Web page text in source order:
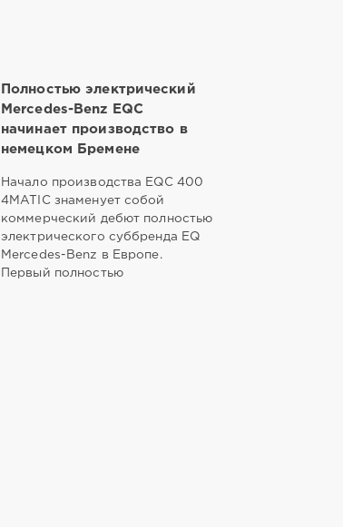
Полностью электрический
Mercedes-Benz EQC
начинает производство в
немецком Бремене
Начало производства EQC 400
4MATIC знаменует собой
коммерческий дебют полностью
электрического суббренда EQ
Mercedes-Benz в Европе.
Первый полностью